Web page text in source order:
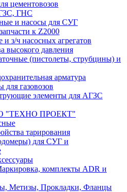
цементовозов
ГНС
и насосы для СУГ
к Z2000
з/ч насосных агрегатов
высокого давления
(пистолеты, струбцины) и
арматура
газовозов
элементы для АГЗС
"ТЕХНО ПРОЕКТ"
тарирования
для СУГ и
комплекты ADR и
Метизы, Прокладки, Фланцы